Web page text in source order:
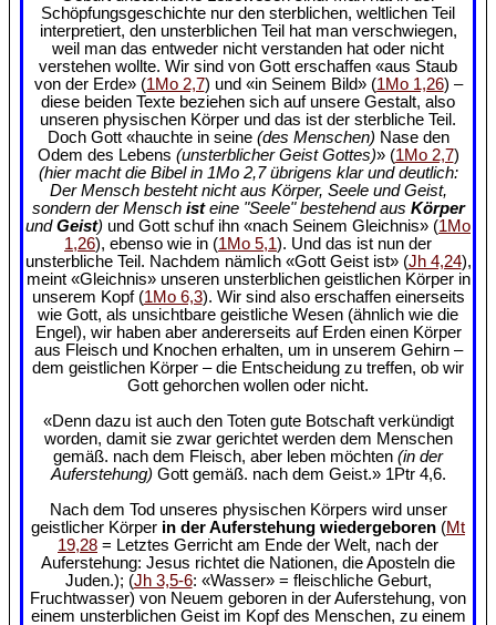
Schöpfungsgeschichte nur den sterblichen, weltlichen Teil
interpretiert, den unsterblichen Teil hat man verschwiegen,
weil man das entweder nicht verstanden hat oder nicht
verstehen wollte. Wir sind von Gott erschaffen «aus Staub
von der Erde» (1Mo 2,7) und «in Seinem Bild» (1Mo 1,26) –
diese beiden Texte beziehen sich auf unsere Gestalt, also
unseren physischen Körper und das ist der sterbliche Teil.
Doch Gott «hauchte in seine (des Menschen) Nase den
Odem des Lebens (unsterblicher Geist Gottes)» (1Mo 2,7)
(hier macht die Bibel in 1Mo 2,7 übrigens klar und deutlich:
Der Mensch besteht nicht aus Körper, Seele und Geist,
sondern der Mensch isteine "Seele" bestehend aus Körper
undGeist) und Gott schuf ihn «nach Seinem Gleichnis» (1Mo
1,26), ebenso wie in (1Mo 5,1). Und das ist nun der
unsterbliche Teil. Nachdem nämlich «Gott Geist ist» (Jh 4,24),
meint «Gleichnis» unseren unsterblichen geistlichen Körper in
unserem Kopf (1Mo 6,3). Wir sind also erschaffen einerseits
wie Gott, als unsichtbare geistliche Wesen (ähnlich wie die
Engel), wir haben aber andererseits auf Erden einen Körper
aus Fleisch und Knochen erhalten, um in unserem Gehirn –
dem geistlichen Körper – die Entscheidung zu treffen, ob wir
Gott gehorchen wollen oder nicht.
«Denn dazu ist auch den Toten gute Botschaft verkündigt
worden, damit sie zwar gerichtet werden dem Menschen
gemäß. nach dem Fleisch, aber leben möchten (in der
Auferstehung) Gott gemäß. nach dem Geist.» 1Ptr 4,6.
Nach dem Tod unseres physischen Körpers wird unser
geistlicher Körper in der Auferstehung wiedergeboren (Mt
19,28 = Letztes Gerricht am Ende der Welt, nach der
Auferstehung: Jesus richtet die Nationen, die Aposteln die
Juden.); (Jh 3,5-6: «Wasser» = fleischliche Geburt,
Fruchtwasser) von Neuem geboren in der Auferstehung, von
einem unsterblichen Geist im Kopf des Menschen, zu einem